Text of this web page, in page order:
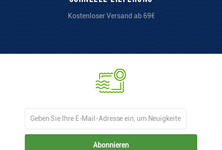
Abonnieren